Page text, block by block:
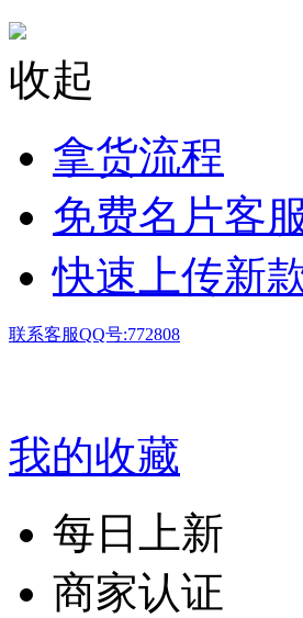
收起
拿货流程
免费名片客
快速上传新
联系客服QQ号:772808
我的收藏
每日上新
商家认证